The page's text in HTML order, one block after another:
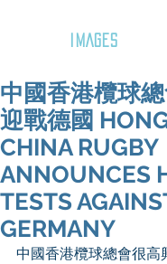
IMAGES
中國香港欖球
迎戰德國
CHINA RUGBY
ANNOUNCES
TESTS
GERMANY
中國香港欖球總會很高